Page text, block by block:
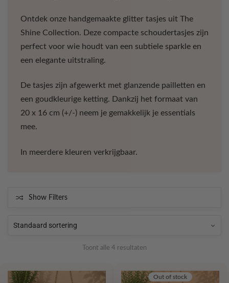
Ontdek onze handgemaakte glitter tasjes uit The
Shine Collection. Deze compacte schoudertasjes zijn
perfect voor wie houdt van een subtiele sparkle en
een elegante uitstraling.
De tasjes zijn afgewerkt met glanzende pailletten en
een goudkleurige ketting. Dankzij het formaat van
20 x 16 cm (+/-) neem je gemakkelijk je essentials
mee.
In meerdere kleuren verkrijgbaar.
Show Filters
Toont alle 4 resultaten
Out of stock